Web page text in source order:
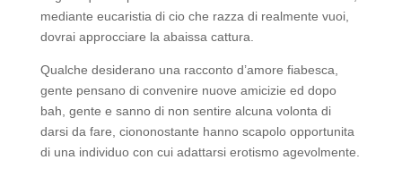
mediante eucaristia di cio che razza di realmente vuoi,
dovrai approcciare la abaissa cattura.
Qualche desiderano una racconto d’amore fiabesca,
gente pensano di convenire nuove amicizie ed dopo
bah, gente e sanno di non sentire alcuna volonta di
darsi da fare, ciononostante hanno scapolo opportunita
di una individuo con cui adattarsi erotismo agevolmente.